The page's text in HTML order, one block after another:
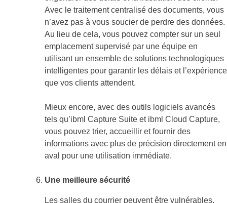
Avec le traitement centralisé des documents, vous
n’avez pas à vous soucier de perdre des données.
Au lieu de cela, vous pouvez compter sur un seul
emplacement supervisé par une équipe en
utilisant un ensemble de solutions technologiques
intelligentes pour garantir les délais et l’expérience
que vos clients attendent.
Mieux encore, avec des outils logiciels avancés
tels qu’ibml Capture Suite et ibml Cloud Capture,
vous pouvez trier, accueillir et fournir des
informations avec plus de précision directement en
aval pour une utilisation immédiate.
Une meilleure sécurité
Les salles du courrier peuvent être vulnérables.